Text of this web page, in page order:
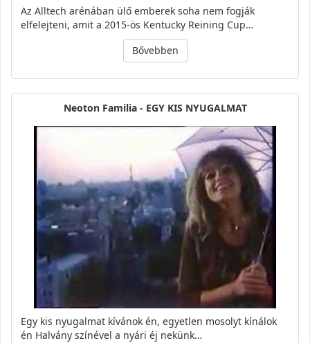
Az Alltech arénában ülő emberek soha nem fogják
elfelejteni, amit a 2015-ös Kentucky Reining Cup…
Bővebben
Neoton Familia - EGY KIS NYUGALMAT
Egy kis nyugalmat kívánok én, egyetlen mosolyt kínálok
én Halvány színével a nyári éj nekünk…